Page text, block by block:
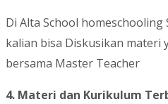
Di Alta School homeschooling
kalian bisa Diskusikan materi
bersama Master Teacher
4. Materi dan Kurikulum